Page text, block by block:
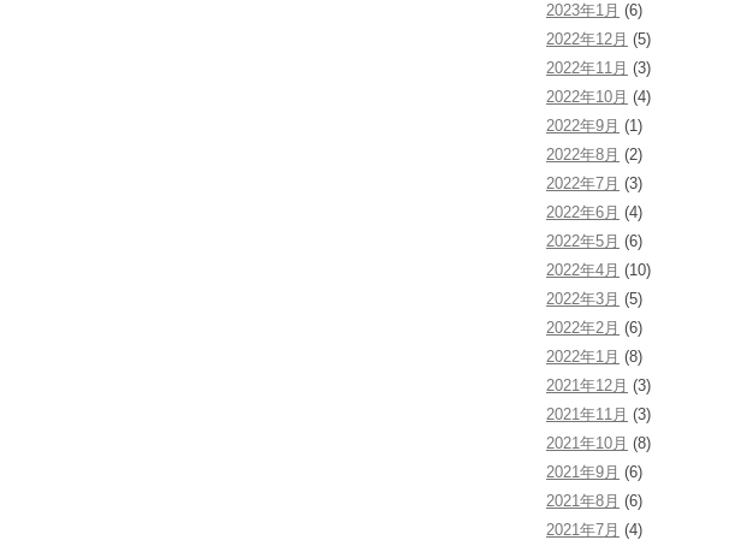
2023年1月 (6)
2022年12月 (5)
2022年11月 (3)
2022年10月 (4)
2022年9月 (1)
2022年8月 (2)
2022年7月 (3)
2022年6月 (4)
2022年5月 (6)
2022年4月 (10)
2022年3月 (5)
2022年2月 (6)
2022年1月 (8)
2021年12月 (3)
2021年11月 (3)
2021年10月 (8)
2021年9月 (6)
2021年8月 (6)
2021年7月 (4)